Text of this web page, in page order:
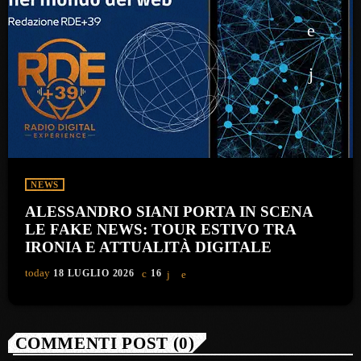
NEWS
ALESSANDRO SIANI PORTA IN SCENA
LE FAKE NEWS: TOUR ESTIVO TRA
IRONIA E ATTUALITÀ DIGITALE
today 18 LUGLIO 2026 16
COMMENTI POST (0)